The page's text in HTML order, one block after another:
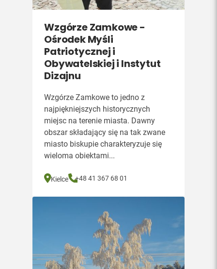
Wzgórze Zamkowe -
Ośrodek Myśli
Patriotycznej i
Obywatelskiej i Instytut
Dizajnu
Wzgórze Zamkowe to jedno z
najpiękniejszych historycznych
miejsc na terenie miasta. Dawny
obszar składający się na tak zwane
miasto biskupie charakteryzuje się
wieloma obiektami...
Kielce +48 41 367 68 01